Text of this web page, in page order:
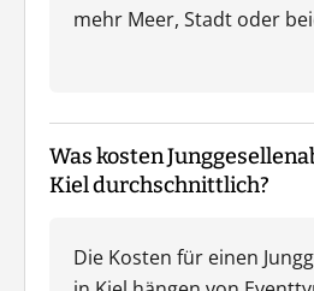
mehr Meer, Stadt oder
Was kosten
Kiel durchschnittlich?
Die Kosten für einen